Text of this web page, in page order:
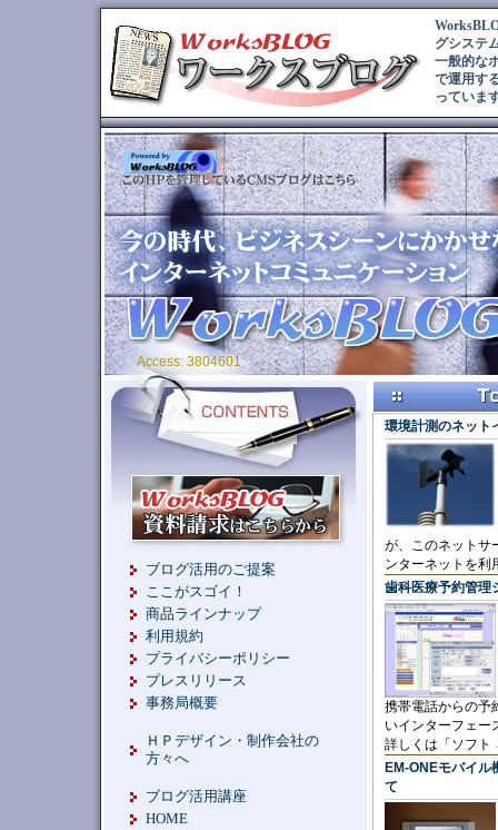
グシステ
一般的な
で運用す
っていま
Access: 3804601
ブログ活用のご提案
ここがスゴイ！
商品ラインナップ
利用規約
プライバシーポリシー
プレスリリース
事務局概要
ＨＰデザイン・制作会社の
方々へ
ブログ活用講座
HOME
環境計測のネット
が、このネットサ
ンターネットを利
歯科医療予約管理
携帯電話からの予
いインターフェー
詳しくは「ソフト
EM-ONEモバイル
て